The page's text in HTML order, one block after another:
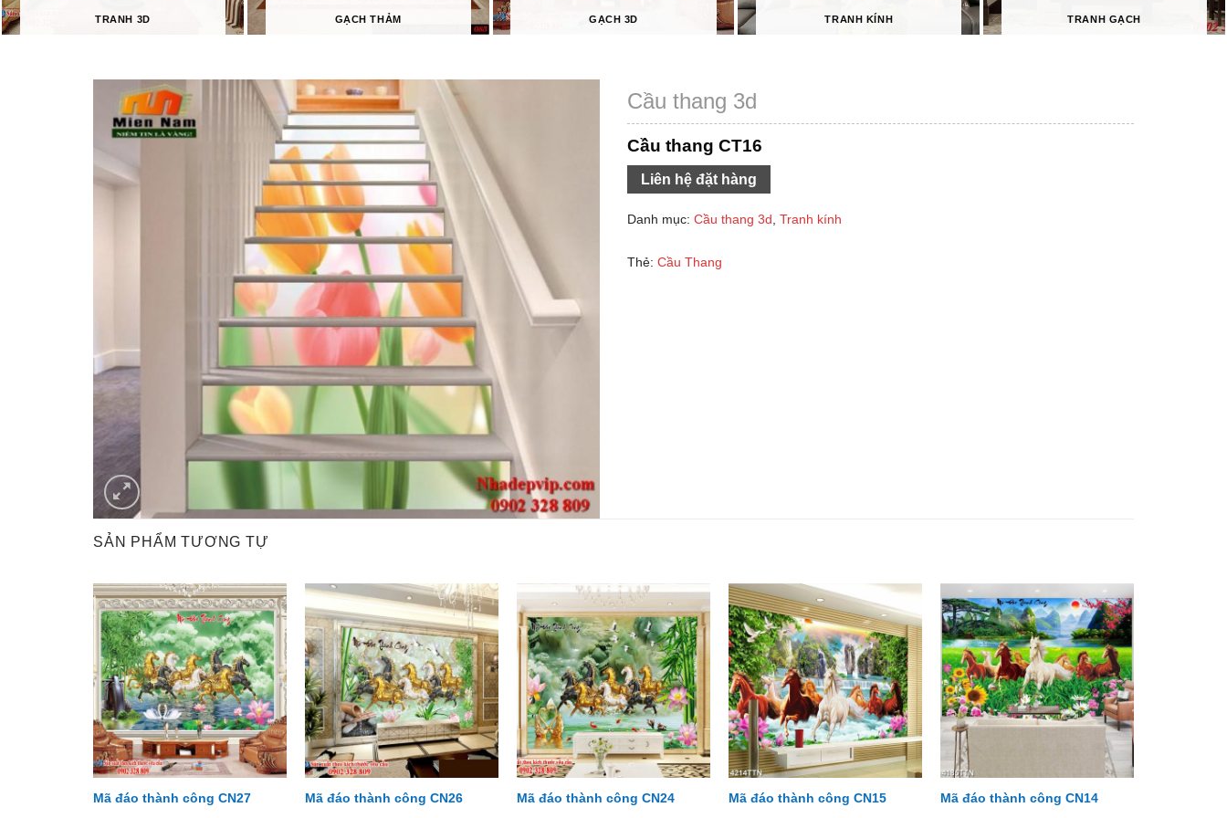
TRANH 3D GẠCH THẢM GẠCH 3D TRANH KÍNH TRANH GẠCH
Cầu thang 3d
Cầu thang CT16
Liên hệ đặt hàng
Danh mục: Cầu thang 3d, Tranh kính
Thẻ: Cầu Thang
SẢN PHẨM TƯƠNG TỰ
Mã đáo thành công CN27 Mã đáo thành công CN26 Mã đáo thành công CN24 Mã đáo thành công CN15 Mã đáo thành công CN14